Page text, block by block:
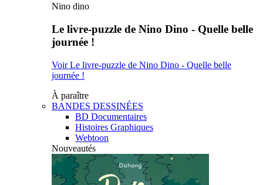
Nino dino
Le livre-puzzle de Nino Dino - Quelle belle
journée !
Voir Le livre-puzzle de Nino Dino - Quelle belle
journée !
À paraître
BANDES DESSINÉES
BD Documentaires
Histoires Graphiques
Webtoon
Nouveautés